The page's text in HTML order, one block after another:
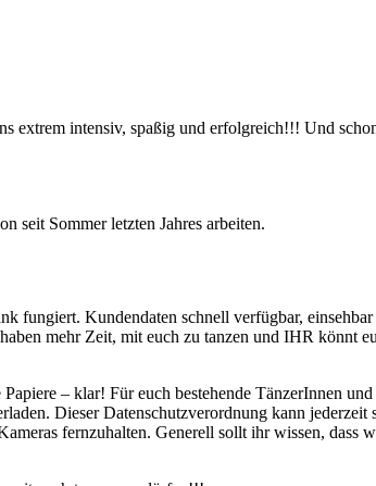
extrem intensiv, spaßig und erfolgreich!!! Und
seit Sommer letzten Jahres arbeiten.
fungiert. Kundendaten schnell verfügbar,
mehr Zeit, mit euch zu tanzen und IHR könnt
– klar! Für euch bestehende TänzerInnen
Dieser Datenschutzverordnung kann
fernzuhalten. Generell sollt ihr wissen, dass